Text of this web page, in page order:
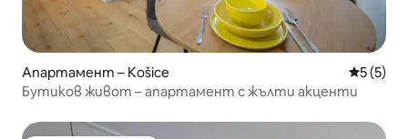
Апартамент – Košice Средна
5 (5)
Бутиков живот – апартамент с жълти акценти